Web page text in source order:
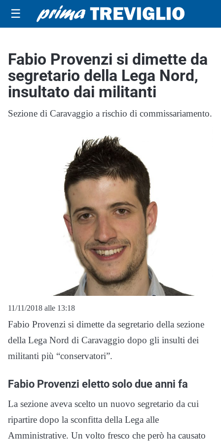
☰
Fabio Provenzi si dimette da
segretario della Lega Nord,
insultato dai militanti
Sezione di Caravaggio a rischio di commissariamento.
11/11/2018 alle 13:18
Fabio Provenzi si dimette da segretario della sezione
della Lega Nord di Caravaggio dopo gli insulti dei
militanti più “conservatori”.
Fabio Provenzi eletto solo due anni fa
La sezione aveva scelto un nuovo segretario da cui
ripartire dopo la sconfitta della Lega alle
Amministrative. Un volto fresco che però ha causato